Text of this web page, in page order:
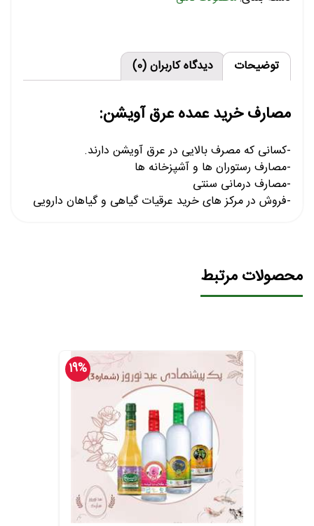
توضیحات دیدگاه کاربران (0)
مصارف خرید عمده عرق آویشن:
-کسانی که مصرف بالایی در عرق آویشن دارند.
-مصارف رستوران ها و آشپزخانه ها
-مصارف درمانی سنتی
-فروش در مرکز های خرید عرقیات گیاهی و گیاهان دارویی
محصولات مرتبط
19%